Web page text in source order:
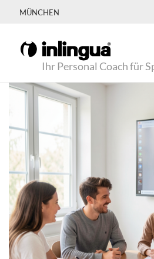
MÜNCHEN
Ihr Personal Coach für